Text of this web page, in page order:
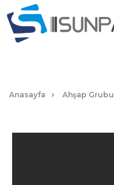
Anasayfa Ahşap Grubu